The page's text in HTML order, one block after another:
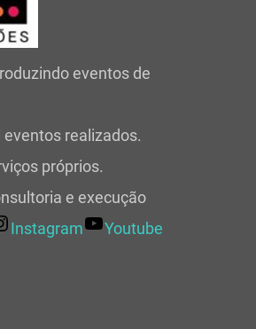
eventos de
realizados.
próprios.
e execução
Instagram
Youtube